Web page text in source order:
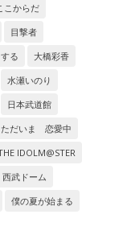
こからだ
目撃者
る
大橋彩香
水瀬いのり
日本武道館
ただいま 恋愛中
IDOLM@STER
西武ドーム
僕の夏が始まる